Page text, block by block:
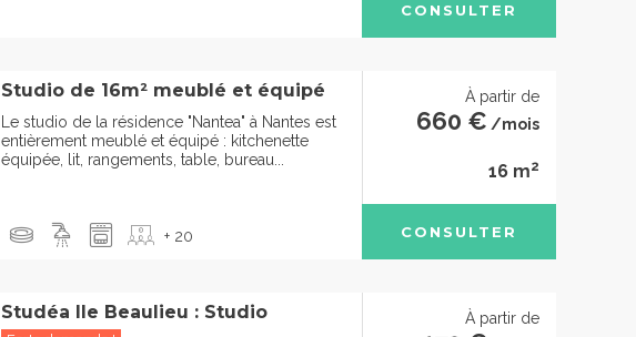
CONSULTER
Studio de 16m² meublé et équipé
Le studio de la résidence "Nantea" à Nantes est
entièrement meublé et équipé : kitchenette
équipée, lit, rangements, table, bureau...
+ 20
À partir de
660 € /mois
16 m2
CONSULTER
Studéa Ile Beaulieu : Studio À partir de